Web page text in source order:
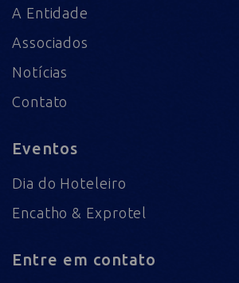
A Entidade
Associados
Notícias
Contato
Eventos
Dia do Hoteleiro
Encatho & Exprotel
Entre em contato